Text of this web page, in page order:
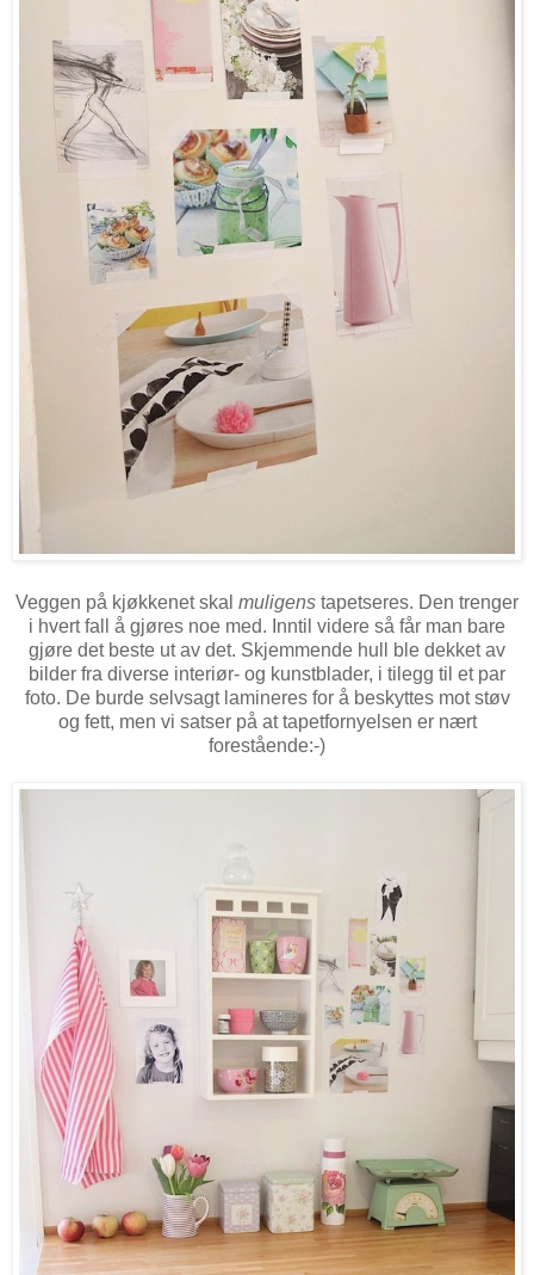
Veggen på kjøkkenet skal muligens tapetseres. Den trenger
i hvert fall å gjøres noe med. Inntil videre så får man bare
gjøre det beste ut av det. Skjemmende hull ble dekket av
bilder fra diverse interiør- og kunstblader, i tilegg til et par
foto. De burde selvsagt lamineres for å beskyttes mot støv
og fett, men vi satser på at tapetfornyelsen er nært
forestående:-)